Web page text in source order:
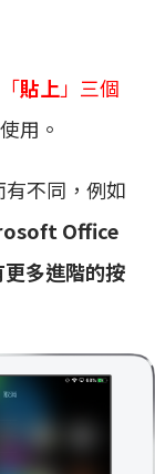
貼上」三個
用。
不同，例如
Office
多進階的按